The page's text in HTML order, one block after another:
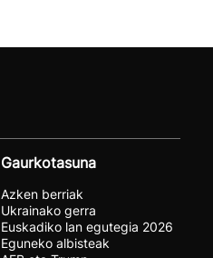
Gaurkotasuna
Azken berriak
Ukrainako gerra
Euskadiko lan egutegia 2026
Eguneko albisteak